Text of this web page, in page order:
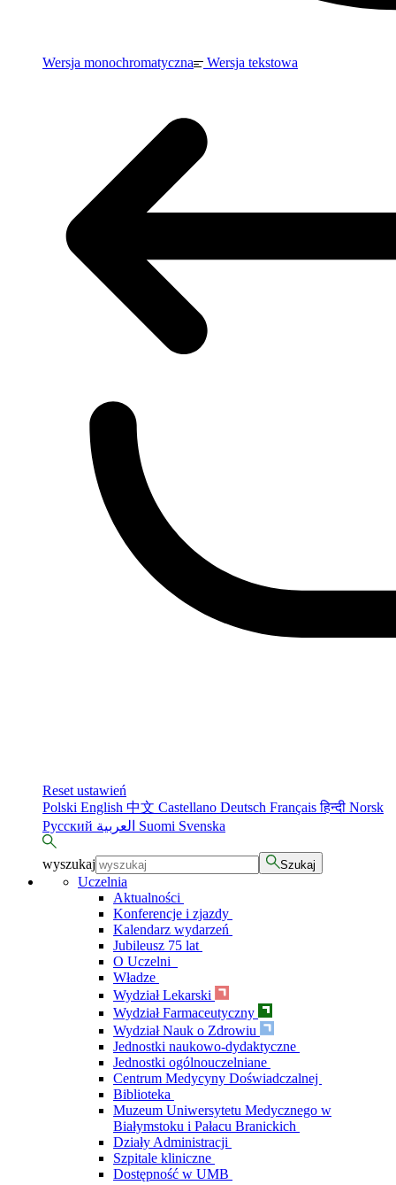
Wersja monochromatyczna Wersja tekstowa
Reset ustawień
Polski English 中文 Castellano Deutsch Françaisहिन्दी Norsk
Русский
Suomi Svenska
wyszukaj Szukaj
Uczelnia
Aktualności
Konferencje i zjazdy
Kalendarz wydarzeń
Jubileusz 75 lat
O Uczelni
Władze
Wydział Lekarski
Wydział Farmaceutyczny
Wydział Nauk o Zdrowiu
Jednostki naukowo-dydaktyczne
Jednostki ogólnouczelniane
Centrum Medycyny Doświadczalnej
Biblioteka
Muzeum Uniwersytetu Medycznego w
Białymstoku i Pałacu Branickich
Działy Administracji
Szpitale kliniczne
Dostępność w UMB